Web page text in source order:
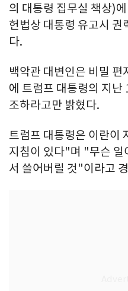
의 대통령 집무실 책상)
헌법상 대통령 유고시 권
다.
백악관 대변인은 비밀 편
에 트럼프 대통령의 지
조하라고만 밝혔다.
트럼프 대통령은 이란이
지침이 있다"며 "무슨 일
서 쓸어버릴 것"이라고